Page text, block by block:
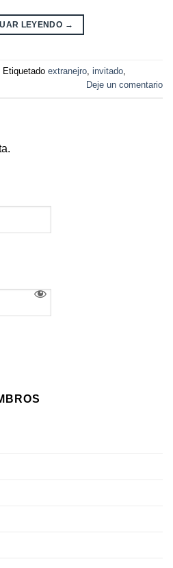
LEYENDO →
Etiquetado extranejro, invitado,
Deje un comentario